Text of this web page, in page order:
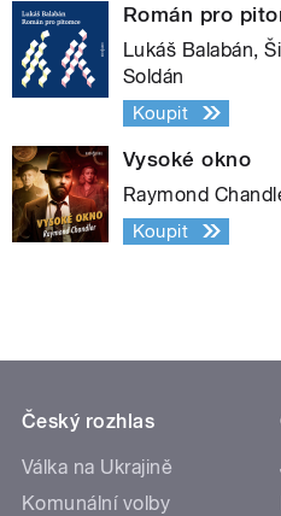
Román pro
Lukáš Balabán,
Soldán
Koupit
Vysoké okno
Raymond
Koupit
Český rozhlas
Válka na Ukrajině
Komunální volby